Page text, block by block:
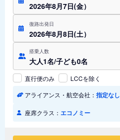
2026年8月7日(金）
復路出発日
2026年8月8日(土）
搭乗人数
大人1名/子ども0名
直行便のみ
LCCを除く
アライアンス・航空会社： 指定なし
座席クラス： エコノミー